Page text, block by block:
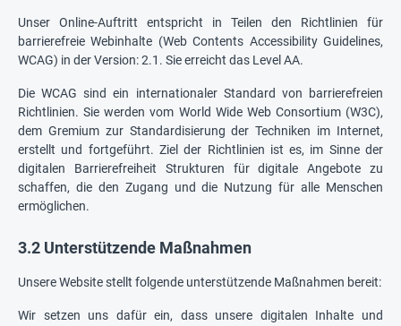
Unser Online-Auftritt entspricht in Teilen den Richtlinien für
barrierefreie Webinhalte (Web Contents Accessibility Guidelines,
WCAG) in der Version: 2.1. Sie erreicht das Level AA.
Die WCAG sind ein internationaler Standard von barrierefreien
Richtlinien. Sie werden vom World Wide Web Consortium (W3C),
dem Gremium zur Standardisierung der Techniken im Internet,
erstellt und fortgeführt. Ziel der Richtlinien ist es, im Sinne der
digitalen Barrierefreiheit Strukturen für digitale Angebote zu
schaffen, die den Zugang und die Nutzung für alle Menschen
ermöglichen.
3.2 Unterstützende Maßnahmen
Unsere Website stellt folgende unterstützende Maßnahmen bereit:
Wir setzen uns dafür ein, dass unsere digitalen Inhalte und